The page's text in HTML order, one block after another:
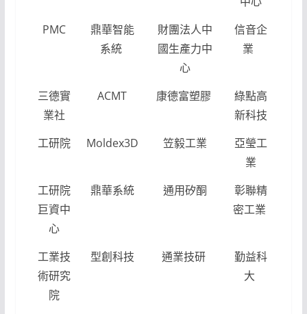
PMC
鼎華智能
系統
財團法人中
國生產力中
心
信音企
業
三德實
業社
ACMT 康德富塑膠
綠點高
新科技
工研院
Moldex3D 笠毅工業
亞瑩工
業
工研院
巨資中
心
鼎華系統 通用矽酮
彰聯精
密工業
工業技
術研究
院
型創科技 通業技研
勤益科
大